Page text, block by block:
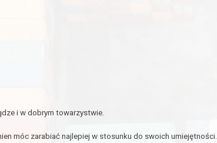
i w dobrym towarzystwie.
móc zarabiać najlepiej w stosunku do swoich umiejętności.